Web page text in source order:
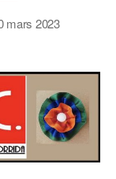
mars 2023